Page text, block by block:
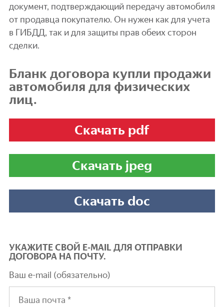
документ, подтверждающий передачу автомобиля
от продавца покупателю. Он нужен как для учета
в ГИБДД, так и для защиты прав обеих сторон
сделки.
Бланк договора купли продажи
автомобиля для физических
лиц.
Скачать pdf
Скачать jpeg
Скачать doc
УКАЖИТЕ СВОЙ E-MAIL ДЛЯ ОТПРАВКИ
ДОГОВОРА НА ПОЧТУ.
Ваш e-mail (обязательно)